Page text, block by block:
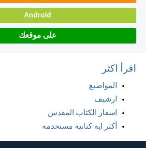
Android
على موقعك
اقرأ اكثر
المواضيع
ارشيف
اسفار الكتاب المقدس
أكثر اية كتابية مستخدمة